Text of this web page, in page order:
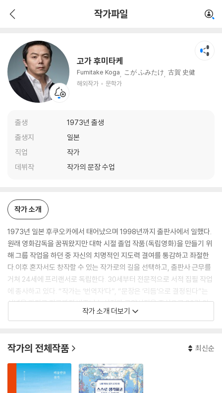
작가파일
고가 후미타케
Fumitake Koga こが ふみたけ 古賀 史健
해외작가
문학가
출생
1973년 출생
출생지
일본
직업
작가
데뷔작
작가의 문장 수업
작가 소개
1973년 일본 후쿠오카에서 태어났으며 1998년까지 출판사에서 일했다.
원래 영화감독을 꿈꿔왔지만 대학 시절 졸업 작품(독립영화)을 만들기 위
해 그룹 작업을 하던 중 자신의 치명적인 지도력 결여를 통감하고 좌절한
다.이후 혼자서도 창작할 수 있는 작가로의 길을 선택하고, 출판사 근무를
거쳐 24세에 프리랜서로 독립한다. 30세부터 전문적으로 서적 집필 작업
에 종사하고 있다. “작가는 ‘번역자’다”, “문장은 ‘리듬’으로 결정된다”는
신념을 가지고 지금까지 비즈니스 서적과 교양서적을 중심으로 80권 이
상을 출간했다. 편집자들에게 주로 ‘춤추는 듯한 문장을 쓰는 작가’라고 불
저서로 『작가의 문장 수업』이 있으며, 공저인 『미움받을 용기』는 2013년
출간된 뒤 세계 40개국 이상의 나라에 번역된 베스트셀러다. 인터뷰집 『1
6살의 교과서』는 시리즈 누계 70만부를 돌파했다. 2014년에는 비즈니스
경영 도서 저자의 지위 향상에 기여한 저자에게 주는 상인 ‘비즈니스서 대
작가 소개 더보기
작가의 전체작품 최신순